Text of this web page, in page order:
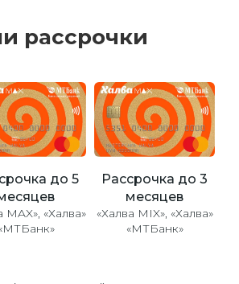
рассрочки
до 5
MAX», «Халва»
Рассрочка до 3
месяцев
«Халва MIX», «Халва»
«МТБанк»